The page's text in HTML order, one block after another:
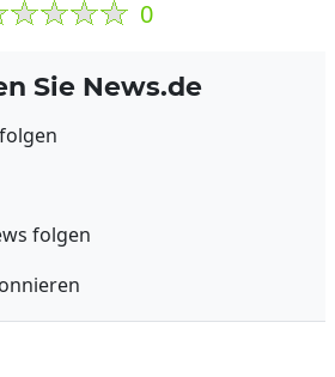
0
Sie News.de
folgen